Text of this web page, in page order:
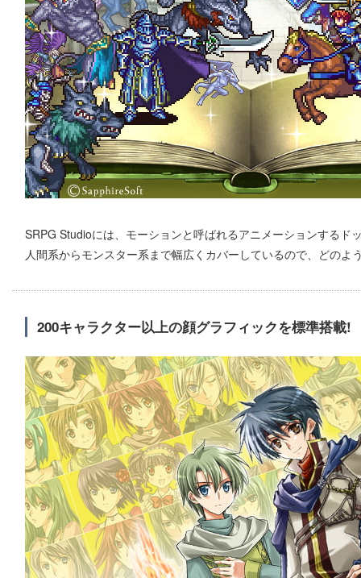
SRPG Studioには、モーションと呼ばれるアニメーションするド
人間系からモンスター系まで幅広くカバーしているので、どのよ
200キャラクター以上の顔グラフィックを標準搭載!